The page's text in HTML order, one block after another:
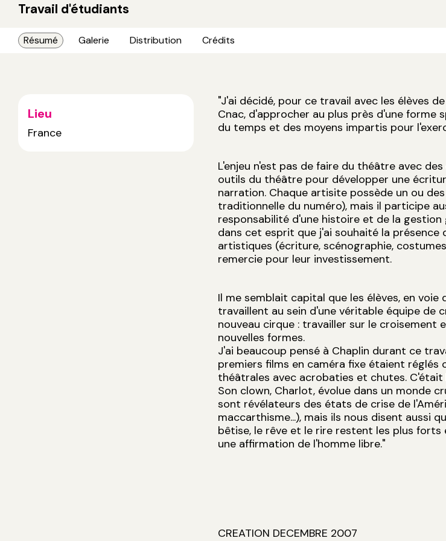
Travail d'étudiants
Résumé Galerie Distribution Crédits
Lieu
France
"J'ai décidé, pour ce travail avec les élèves
Cnac, d'approcher au plus près d'une forme
du temps et des moyens impartis pour
L'enjeu n'est pas de faire du théâtre avec
outils du théâtre pour développer une
narration. Chaque artisite possède un ou
traditionnelle du numéro), mais il participe
responsabilité d'une histoire et de la gestion
dans cet esprit que j'ai souhaité la présence
artistiques (écriture, scénographie,
remercie pour leur investissement.
Il me semblait capital que les élèves, en voie
travaillent au sein d'une véritable équipe de
nouveau cirque : travailler sur le croisement
nouvelles formes.
J'ai beaucoup pensé à Chaplin durant ce
premiers films en caméra fixe étaient réglés
théâtrales avec acrobaties et chutes. C'était
Son clown, Charlot, évolue dans un monde
sont révélateurs des états de crise de
maccarthisme...), mais ils nous disent aussi
bêtise, le rêve et le rire restent les plus
une affirmation de l'homme libre."
CREATION DECEMBRE 2007